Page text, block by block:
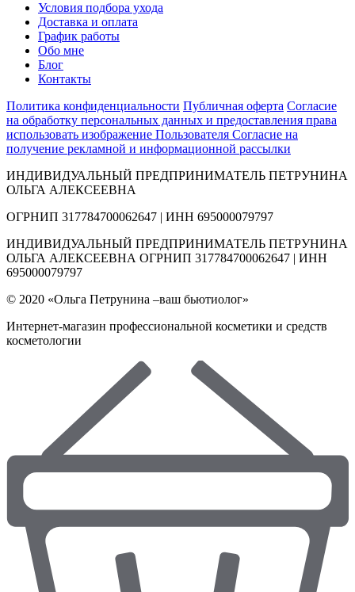
Условия подбора ухода
Доставка и оплата
График работы
Обо мне
Блог
Контакты
Политика конфиденциальности Публичная оферта Согласие
на обработку персональных данных и предоставления права
использовать изображение Пользователя Согласие на
получение рекламной и информационной рассылки
ИНДИВИДУАЛЬНЫЙ ПРЕДПРИНИМАТЕЛЬ ПЕТРУНИНА
ОЛЬГА АЛЕКСЕЕВНА
ОГРНИП 317784700062647 | ИНН 695000079797
ИНДИВИДУАЛЬНЫЙ ПРЕДПРИНИМАТЕЛЬ ПЕТРУНИНА
ОЛЬГА АЛЕКСЕЕВНА ОГРНИП 317784700062647 | ИНН
695000079797
© 2020 «Ольга Петрунина –ваш бьютиолог»
Интернет-магазин профессиональной косметики и средств
косметологии